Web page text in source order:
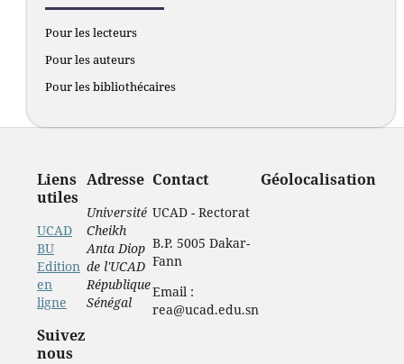
Pour les lecteurs
Pour les auteurs
Pour les bibliothécaires
Liens
utiles
UCAD
BU
Edition
en
ligne
Suivez
nous
Adresse
Université
Cheikh
Anta Diop
de l'UCAD
République
Sénégal
Contact
UCAD - Rectorat
B.P. 5005 Dakar-
Fann
Email :
rea@ucad.edu.sn
Géolocalisation